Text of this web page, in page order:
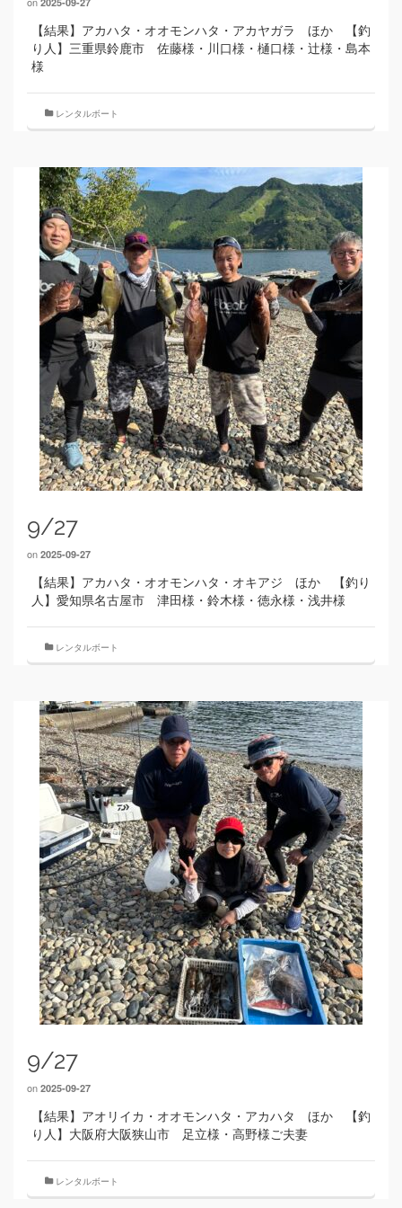
【結果】アカハタ・オオモンハタ・アカヤガラ ほか 【釣
り人】三重県鈴鹿市 佐藤様・川口様・樋口様・辻様・島本
様
レンタルボート
9/27
on 2025-09-27
【結果】アカハタ・オオモンハタ・オキアジ ほか 【釣り
人】愛知県名古屋市 津田様・鈴木様・徳永様・浅井様
レンタルボート
9/27
on 2025-09-27
【結果】アオリイカ・オオモンハタ・アカハタ ほか 【釣
り人】大阪府大阪狭山市 足立様・高野様ご夫妻
レンタルボート